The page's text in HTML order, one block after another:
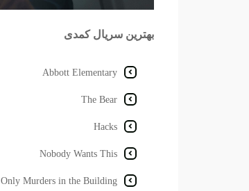
بهترین سریال کمدی
Abbott Elementary
The Bear
Hacks
Nobody Wants This
Only Murders in the Building